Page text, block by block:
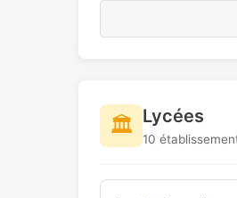
🏛️ Lycées
10